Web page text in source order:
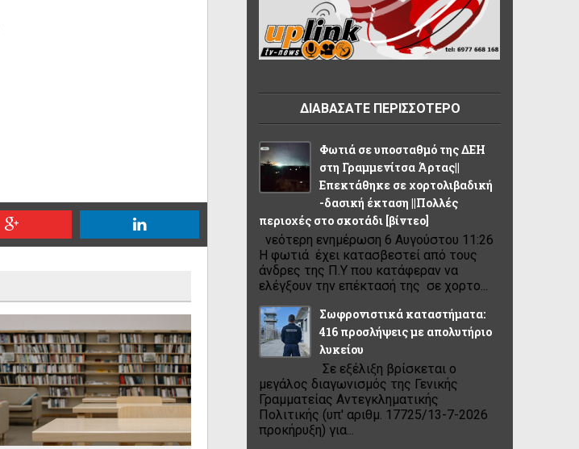
ΔΙΑΒΑΣΑΤΕ ΠΕΡΙΣΣΟΤΕΡΟ
Φωτιά σε υποσταθμό της ΔΕΗ
στη Γραμμενίτσα Άρτας||
Επεκτάθηκε σε χορτολιβαδική
-δασική έκταση ||Πολλές
περιοχές στο σκοτάδι [βίντεο]
νεότερη ενημέρωση 6 Αυγούστου 11:26
Η φωτιά έχει κατασβεστεί από τους
άνδρες της Π.Υ που κατάφεραν να
ελέγξουν την επέκτασή της σε χορτο...
Σωφρονιστικά καταστήματα:
416 προσλήψεις με απολυτήριο
λυκείου
Σε εξέλιξη βρίσκεται ο
μεγάλος διαγωνισμός της Γενικής
Γραμματείας Αντεγκληματικής
Πολιτικής (υπ' αριθμ. 17725/13-7-2026
προκήρυξη) για...